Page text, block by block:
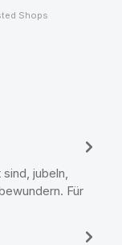
Shops
jubeln,
Für